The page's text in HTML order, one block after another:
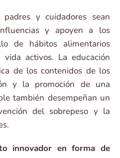
y cuidadores sean
y apoyen a los
de hábitos alimentarios
activos. La educación
de los contenidos de los
y la promoción de una
también desempeñan un
del sobrepeso y la
innovador en forma de